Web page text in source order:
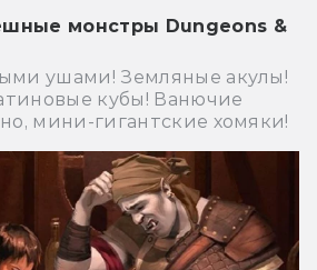
монстры Dungeons &
ушами! Земляные акулы!
кубы! Ванючие
мини-гигантские хомяки!